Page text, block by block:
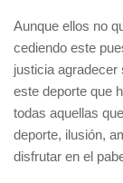
Aunque ellos no
cediendo este
justicia
este deporte que
todas aquellas
deporte, ilusión,
disfrutar en el